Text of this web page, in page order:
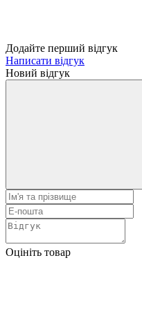
Додайте перший відгук
Написати відгук
Новий відгук
Оцініть товар